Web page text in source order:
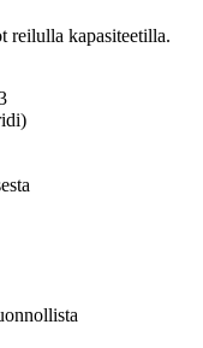
reilulla kapasiteetilla.